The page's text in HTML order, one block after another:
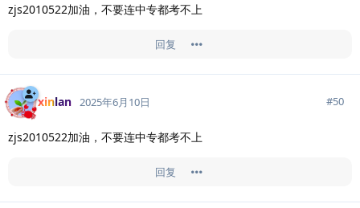
zjs2010522加油，不要连中专都考不上
回复
xinlan 2025年6月10日 #50
zjs2010522加油，不要连中专都考不上
回复